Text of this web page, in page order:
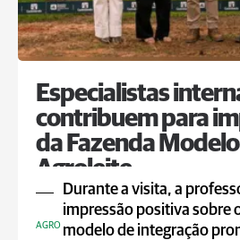
Especialistas
contribuem para
da Fazenda
Agroleite
Durante a visita, a
impressão positiva sobre
modelo de integração
AGRO